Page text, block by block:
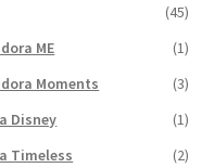
(45)
ME
(1)
Moments
(3)
Disney
(1)
Timeless
(2)